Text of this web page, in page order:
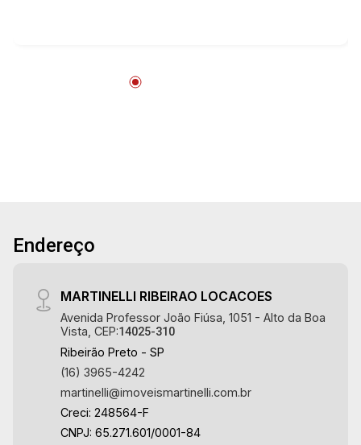
vagas recuadas Martinelli Imobiliária, referência
Endereço
MARTINELLI RIBEIRAO LOCACOES
Avenida Professor João Fiúsa, 1051 - Alto da Boa
Vista, CEP:14025-310
Ribeirão Preto - SP
(16) 3965-4242
martinelli@imoveismartinelli.com.br
Creci: 248564-F
CNPJ: 65.271.601/0001-84